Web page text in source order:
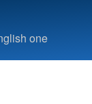
one